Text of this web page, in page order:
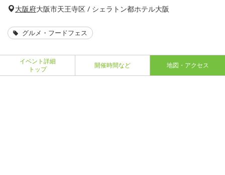
大阪府大阪市天王寺区 / シェラトン都ホテル大阪
グルメ・フードフェス
イベント詳細
トップ
開催時間など 地図・アクセス